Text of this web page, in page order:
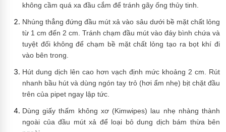
không cầm quá xa đầu cắm để tránh gãy ống thủy tinh.
Nhúng thẳng đứng đầu mút xả vào sâu dưới bề mặt chất lỏng
từ 1 cm đến 2 cm. Tránh chạm đầu mút vào đáy bình chứa và
tuyệt đối không để chạm bề mặt chất lỏng tạo ra bọt khí đi
vào bên trong.
Hút dung dịch lên cao hơn vạch định mức khoảng 2 cm. Rút
nhanh bầu hút và dùng ngón tay trỏ (hơi ẩm nhẹ) bịt chặt đầu
trên của pipet ngay lập tức.
Dùng giấy thấm không xơ (Kimwipes) lau nhẹ nhàng thành
ngoài của đầu mút xả để loại bỏ dung dịch bám thừa bên